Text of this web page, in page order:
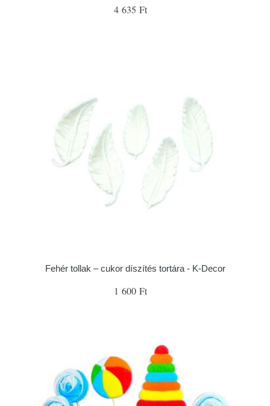
4 635 Ft
Fehér tollak – cukor díszítés tortára - K-Decor
1 600 Ft